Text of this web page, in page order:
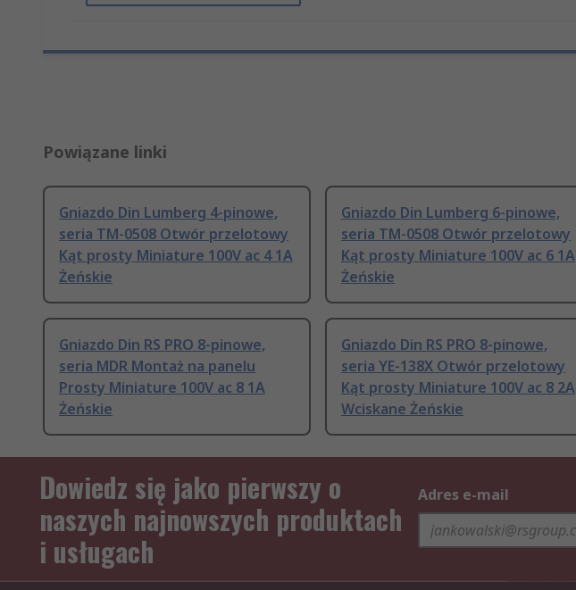
Powiązane linki
Gniazdo Din Lumberg 4-pinowe,
seria TM-0508 Otwór przelotowy
Kąt prosty Miniature 100V ac 4 1A
Żeńskie
Gniazdo Din Lumberg 6-pinowe,
seria TM-0508 Otwór przelotowy
Kąt prosty Miniature 100V ac 6 1A
Żeńskie
Gniazdo Din RS PRO 8-pinowe,
seria MDR Montaż na panelu
Prosty Miniature 100V ac 8 1A
Żeńskie
Gniazdo Din RS PRO 8-pinowe,
seria YE-138X Otwór przelotowy
Kąt prosty Miniature 100V ac 8 2A
Wciskane Żeńskie
Dowiedz się jako pierwszy o
naszych najnowszych produktach
i usługach
Adres e-mail